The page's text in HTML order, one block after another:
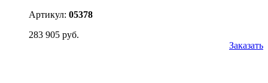
Артикул: 05378
283 905 руб.
Заказать